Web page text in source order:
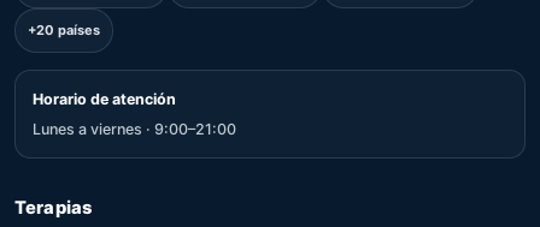
+20 países
Horario de atención
Lunes a viernes · 9:00–21:00
Terapias